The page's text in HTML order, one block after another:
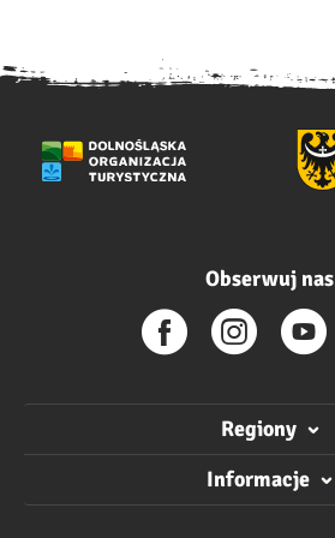
Obserwuj nas
Regiony
Informacje